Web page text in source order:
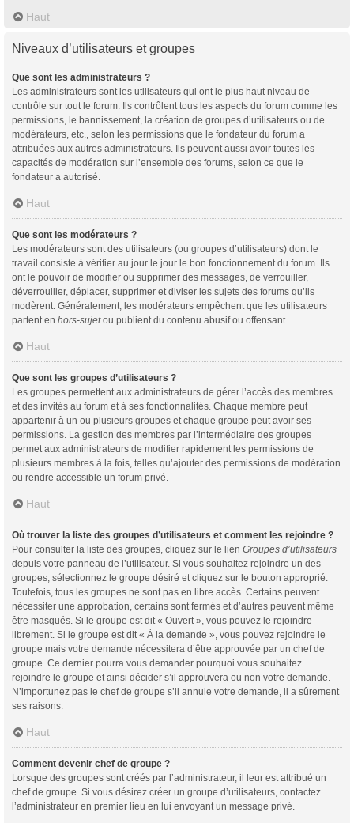
Haut
Niveaux d’utilisateurs et groupes
Que sont les administrateurs ?
Les administrateurs sont les utilisateurs qui ont le plus haut niveau de
contrôle sur tout le forum. Ils contrôlent tous les aspects du forum comme les
permissions, le bannissement, la création de groupes d’utilisateurs ou de
modérateurs, etc., selon les permissions que le fondateur du forum a
attribuées aux autres administrateurs. Ils peuvent aussi avoir toutes les
capacités de modération sur l’ensemble des forums, selon ce que le
fondateur a autorisé.
Haut
Que sont les modérateurs ?
Les modérateurs sont des utilisateurs (ou groupes d’utilisateurs) dont le
travail consiste à vérifier au jour le jour le bon fonctionnement du forum. Ils
ont le pouvoir de modifier ou supprimer des messages, de verrouiller,
déverrouiller, déplacer, supprimer et diviser les sujets des forums qu’ils
modèrent. Généralement, les modérateurs empêchent que les utilisateurs
partent en hors-sujetou publient du contenu abusif ou offensant.
Haut
Que sont les groupes d’utilisateurs ?
Les groupes permettent aux administrateurs de gérer l’accès des membres
et des invités au forum et à ses fonctionnalités. Chaque membre peut
appartenir à un ou plusieurs groupes et chaque groupe peut avoir ses
permissions. La gestion des membres par l’intermédiaire des groupes
permet aux administrateurs de modifier rapidement les permissions de
plusieurs membres à la fois, telles qu’ajouter des permissions de modération
ou rendre accessible un forum privé.
Haut
Où trouver la liste des groupes d’utilisateurs et comment les rejoindre ?
Pour consulter la liste des groupes, cliquez sur le lien Groupes d’utilisateurs
depuis votre panneau de l’utilisateur. Si vous souhaitez rejoindre un des
groupes, sélectionnez le groupe désiré et cliquez sur le bouton approprié.
Toutefois, tous les groupes ne sont pas en libre accès. Certains peuvent
nécessiter une approbation, certains sont fermés et d’autres peuvent même
être masqués. Si le groupe est dit « Ouvert », vous pouvez le rejoindre
librement. Si le groupe est dit « À la demande », vous pouvez rejoindre le
groupe mais votre demande nécessitera d’être approuvée par un chef de
groupe. Ce dernier pourra vous demander pourquoi vous souhaitez
rejoindre le groupe et ainsi décider s’il approuvera ou non votre demande.
N’importunez pas le chef de groupe s’il annule votre demande, il a sûrement
ses raisons.
Haut
Comment devenir chef de groupe ?
Lorsque des groupes sont créés par l’administrateur, il leur est attribué un
chef de groupe. Si vous désirez créer un groupe d’utilisateurs, contactez
l’administrateur en premier lieu en lui envoyant un message privé.